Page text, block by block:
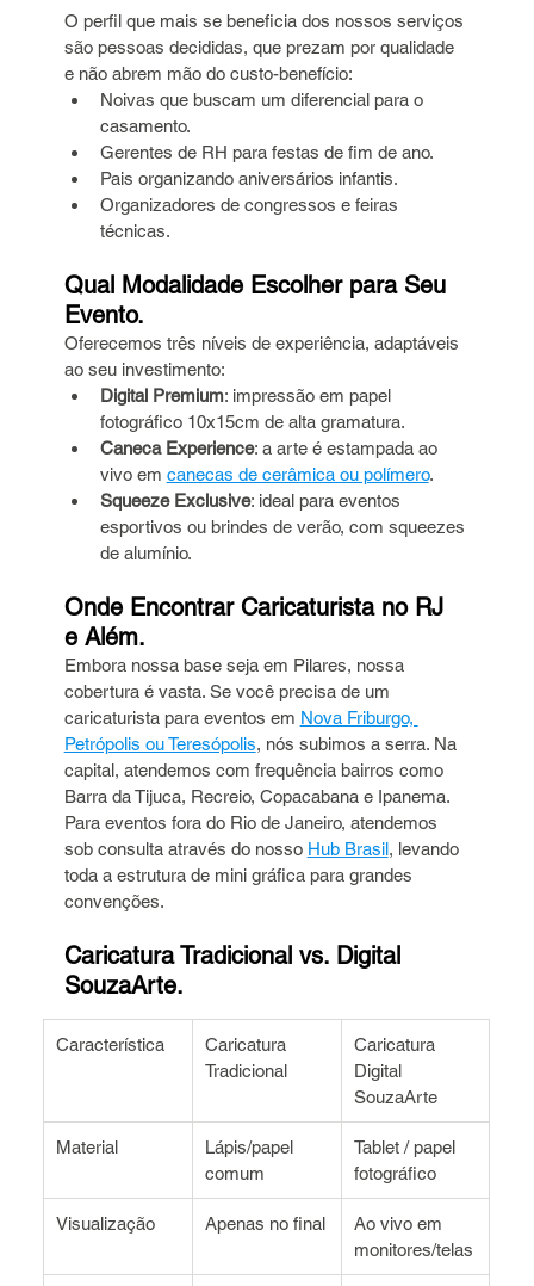
O perfil que mais se beneficia dos nossos serviços
são pessoas decididas, que prezam por qualidade
e não abrem mão do custo-benefício:
Noivas que buscam um diferencial para o
casamento.
Gerentes de RH para festas de fim de ano.
Pais organizando aniversários infantis.
Organizadores de congressos e feiras
técnicas.
Qual Modalidade Escolher para Seu
Evento.
Oferecemos três níveis de experiência, adaptáveis
ao seu investimento:
Digital Premium: impressão em papel
fotográfico 10x15cm de alta gramatura.
Caneca Experience: a arte é estampada ao
vivo em canecas de cerâmica ou polímero.
Squeeze Exclusive: ideal para eventos
esportivos ou brindes de verão, com squeezes
de alumínio.
Onde Encontrar Caricaturista no RJ
e Além.
Embora nossa base seja em Pilares, nossa
cobertura é vasta. Se você precisa de um
caricaturista para eventos em Nova Friburgo,
Petrópolis ou Teresópolis, nós subimos a serra. Na
capital, atendemos com frequência bairros como
Barra da Tijuca, Recreio, Copacabana e Ipanema.
Para eventos fora do Rio de Janeiro, atendemos
sob consulta através do nosso Hub Brasil, levando
toda a estrutura de mini gráfica para grandes
convenções.
Caricatura Tradicional vs. Digital
SouzaArte.
Característica
Caricatura
Tradicional
Caricatura
Digital
SouzaArte
Material
Lápis/papel
comum
Tablet / papel
fotográfico
Visualização Apenas no final
Ao vivo em
monitores/telas